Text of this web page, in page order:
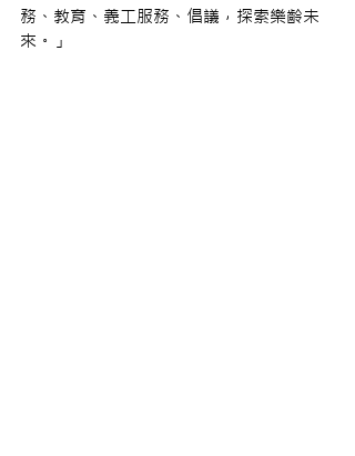
務、教育、義工服務、倡議，探索樂齡未
來。」